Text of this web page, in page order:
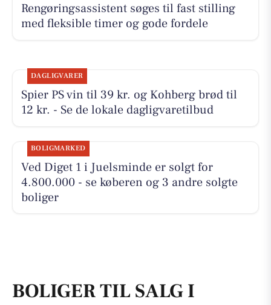
Rengøringsassistent søges til fast stilling
med fleksible timer og gode fordele
DAGLIGVARER
Spier PS vin til 39 kr. og Kohberg brød til
12 kr. - Se de lokale dagligvaretilbud
BOLIGMARKED
Ved Diget 1 i Juelsminde er solgt for
4.800.000 - se køberen og 3 andre solgte
boliger
BOLIGER TIL SALG I